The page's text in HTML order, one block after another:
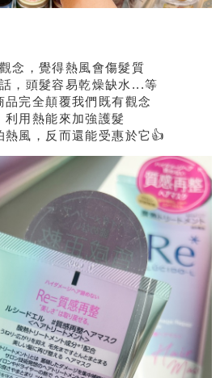
念，覺得熱風會傷髮質
，頭髮容易乾燥缺水...等
品完全顛覆我們既有觀念
利用熱能來加強護髮
熱風，反而還能受惠於它👍